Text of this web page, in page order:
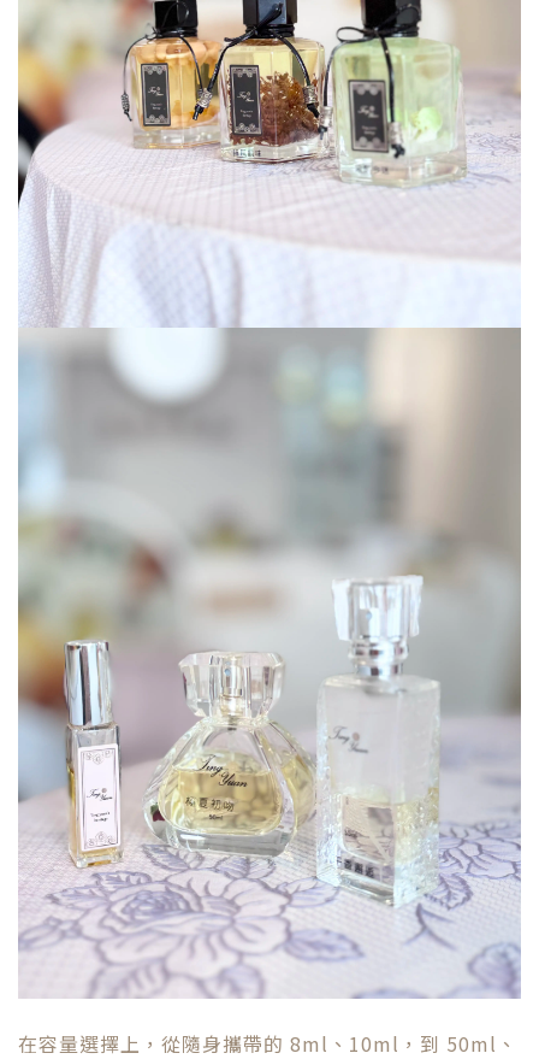
在容量選擇上，從隨身攜帶的 8ml、10ml，到 50ml、
100ml 以上的大容量通通都有，完全能依需求挑選。更
特別的是，他們還能幫企業客製化禮盒 ，無論是節慶贈
禮、品牌活動或週年紀念，都能客製禮盒內容，展現誠
意與質感。這種貼心的服務，也讓它成為不少公司心中
指定的「台南香水」、「台南香氛」品牌。